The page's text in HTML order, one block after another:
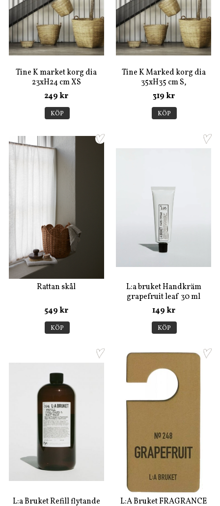
Tine K market korg dia
23xH24 cm XS
249 kr
KÖP
Tine K Marked korg dia
35xH35 cm S,
319 kr
KÖP
Rattan skål
549 kr
KÖP
L:a bruket Handkräm
grapefruit leaf 30 ml
149 kr
KÖP
L:a Bruket Refill flytande
L:A Bruket FRAGRANCE